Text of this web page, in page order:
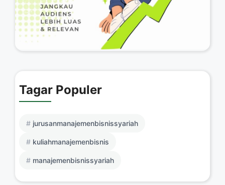
Tagar Populer
jurusanmanajemenbisnissyariah
kuliahmanajemenbisnis
manajemenbisnissyariah